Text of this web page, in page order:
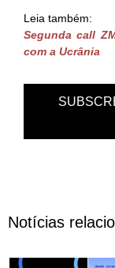
Leia também:
Segunda call
com a Ucrânia
Notícias